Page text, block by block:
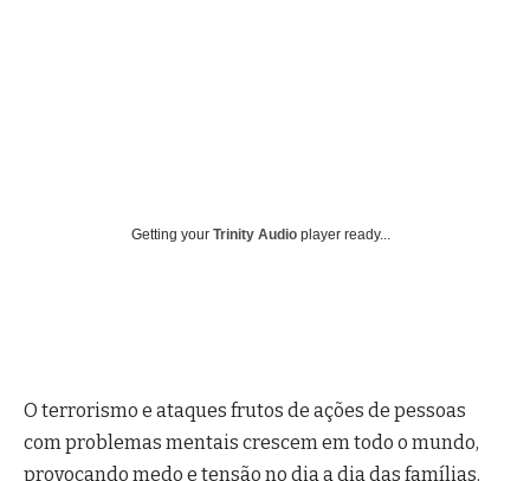
Getting your Trinity Audio player ready...
O terrorismo e ataques frutos de ações de pessoas
com problemas mentais crescem em todo o mundo,
provocando medo e tensão no dia a dia das famílias.